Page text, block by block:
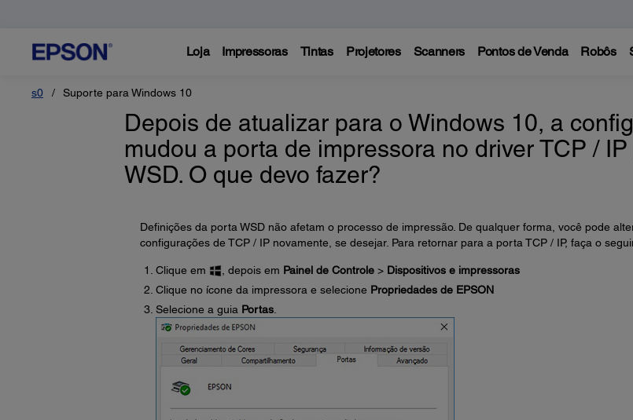
Loja Impressoras Tintas Projetores Scanners Pontos de Venda Robôs
s0 Suporte para Windows 10
Depois de atualizar para o Windows 10, a
mudou a porta de impressora no driver TCP /
WSD. O que devo fazer?
Definições da porta WSD não afetam o processo de impressão. De qualquer forma, você pode
configurações de TCP / IP novamente, se desejar. Para retornar para a porta TCP / IP, faça o
Clique em , depois em Painel de Controle> Dispositivos e impressoras
Clique no ícone da impressora e selecione Propriedades de EPSON
Selecione a guia Portas.